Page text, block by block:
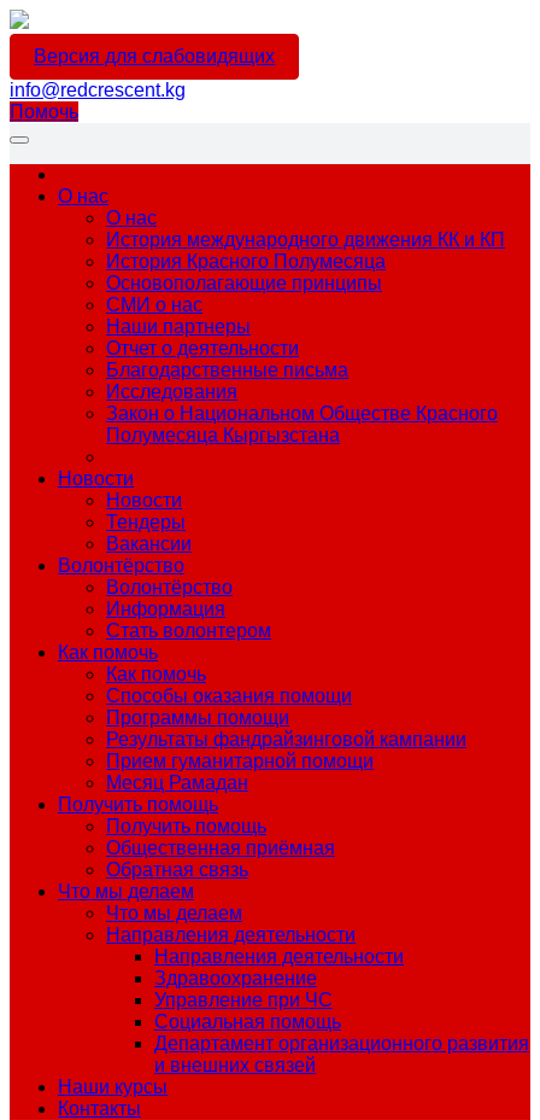
Версия для слабовидящих
info@redcrescent.kg
Помочь
О нас
О нас
История международного движения КК и КП
История Красного Полумесяца
Основополагающие принципы
СМИ о нас
Наши партнеры
Отчет о деятельности
Благодарственные письма
Исследования
Закон о Национальном Обществе Красного
Полумесяца Кыргызстана
Новости
Новости
Тендеры
Вакансии
Волонтёрство
Волонтёрство
Информация
Стать волонтером
Как помочь
Как помочь
Способы оказания помощи
Программы помощи
Результаты фандрайзинговой кампании
Прием гуманитарной помощи
Месяц Рамадан
Получить помощь
Получить помощь
Общественная приёмная
Обратная связь
Что мы делаем
Что мы делаем
Направления деятельности
Направления деятельности
Здравоохранение
Управление при ЧС
Социальная помощь
Департамент организационного развития
и внешних связей
Наши курсы
Контакты